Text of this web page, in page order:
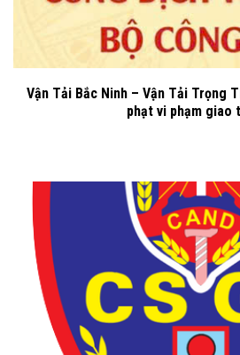
Vận Tải Bắc Ninh – Vận Tải Trọng
phạt vi phạm giao